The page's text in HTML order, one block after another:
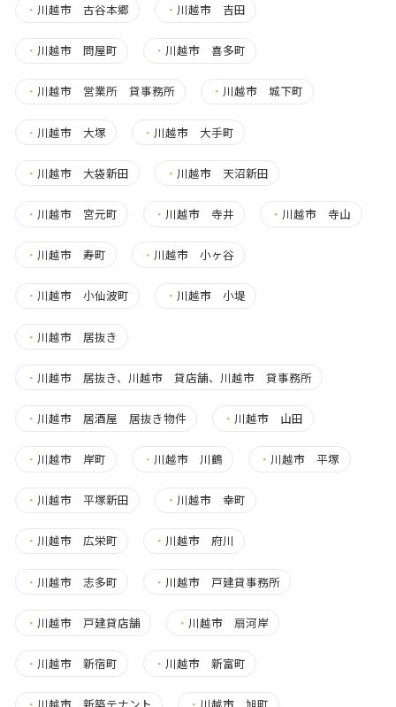
・ 川越市 古谷本郷 ・ 川越市 吉田
・ 川越市 問屋町 ・ 川越市 喜多町
・ 川越市 営業所 貸事務所 ・ 川越市 城下町
・ 川越市 大塚 ・ 川越市 大手町
・ 川越市 大袋新田 ・ 川越市 天沼新田
・ 川越市 宮元町 ・ 川越市 寺井 ・ 川越市 寺山
・ 川越市 寿町 ・ 川越市 小ヶ谷
・ 川越市 小仙波町 ・ 川越市 小堤
・ 川越市 居抜き
・ 川越市 居抜き、川越市 貸店舗、川越市 貸事務所
・ 川越市 居酒屋 居抜き物件 ・ 川越市 山田
・ 川越市 岸町 ・ 川越市 川鶴 ・ 川越市 平塚
・ 川越市 平塚新田 ・ 川越市 幸町
・ 川越市 広栄町 ・ 川越市 府川
・ 川越市 志多町 ・ 川越市 戸建貸事務所
・ 川越市 戸建貸店舗 ・ 川越市 扇河岸
・ 川越市 新宿町 ・ 川越市 新富町